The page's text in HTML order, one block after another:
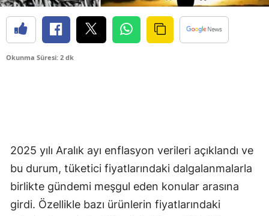
Okunma Süresi: 2 dk
2025 yılı Aralık ayı enflasyon verileri açıklandı ve
bu durum, tüketici fiyatlarındaki dalgalanmalarla
birlikte gündemi meşgul eden konular arasına
girdi. Özellikle bazı ürünlerin fiyatlarındaki